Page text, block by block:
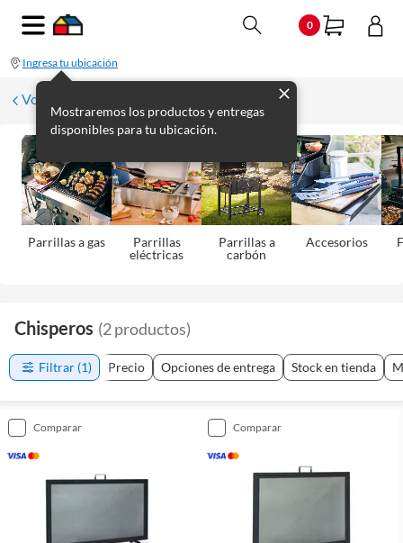
0
Ingresa tu ubicación
Mostraremos los productos y entregas
disponibles para tu ubicación.
Volver a Aire Libre
Parrillas a gas
Parrillas
eléctricas
Parrillas a
carbón
Accesorios
Chisperos (2productos)
Filtrar (1) Precio Opciones de entrega Stock en tienda
comparar comparar